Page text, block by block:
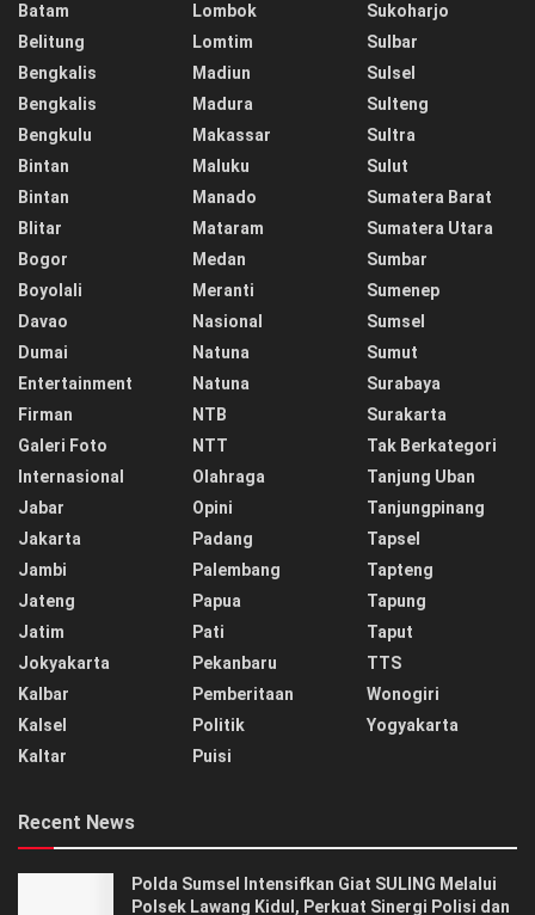
Batam
Belitung
Bengkalis
Bengkalis
Bengkulu
Bintan
Bintan
Blitar
Bogor
Boyolali
Davao
Dumai
Entertainment
Firman
Galeri Foto
Internasional
Jabar
Jakarta
Jambi
Jateng
Jatim
Jokyakarta
Kalbar
Kalsel
Kaltar
Lombok
Lomtim
Madiun
Madura
Makassar
Maluku
Manado
Mataram
Medan
Meranti
Nasional
Natuna
Natuna
NTB
NTT
Olahraga
Opini
Padang
Palembang
Papua
Pati
Pekanbaru
Pemberitaan
Politik
Puisi
Sukoharjo
Sulbar
Sulsel
Sulteng
Sultra
Sulut
Sumatera Barat
Sumatera Utara
Sumbar
Sumenep
Sumsel
Sumut
Surabaya
Surakarta
Tak Berkategori
Tanjung Uban
Tanjungpinang
Tapsel
Tapteng
Tapung
Taput
TTS
Wonogiri
Yogyakarta
Recent News
Polda Sumsel Intensifkan Giat SULING Melalui
Polsek Lawang Kidul, Perkuat Sinergi Polisi dan